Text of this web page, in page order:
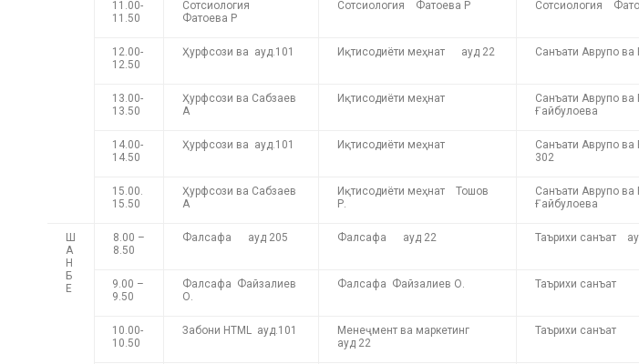
11.00-
11.50
Сотсиология
Фатоева Р
Сотсиология Фатоева Р Сотсиология
12.00-
12.50
Ҳурфсози ва ауд.101 Иқтисодиёти меҳнат ауд 22 Санъати Аврупо ва
13.00-
13.50
Ҳурфсози ва Сабзаев
А
Иқтисодиёти меҳнат
Санъати Аврупо ва
Ғайбулоева
14.00-
14.50
Ҳурфсози ва ауд.101 Иқтисодиёти меҳнат
Санъати Аврупо
302
15.00.
15.50
Ҳурфсози ва Сабзаев
А
Иқтисодиёти меҳнат Тошов
Р.
Санъати Аврупо ва
Ғайбулоева
Ш
А
Н
Б
Е
8.00 –
8.50
Фалсафа ауд 205 Фалсафа ауд 22 Таърихи санъат
9.00 –
9.50
Фалсафа Файзалиев
О.
Фалсафа Файзалиев О. Таърихи санъат
10.00-
10.50
Забони HTML ауд.101
Менеҷмент ва маркетинг
ауд 22
Таърихи санъат